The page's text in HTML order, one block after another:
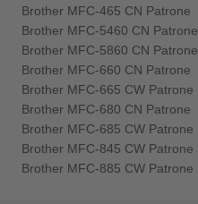
Brother MFC-465 CN Patrone
Brother MFC-5460 CN Patrone
Brother MFC-5860 CN Patrone
Brother MFC-660 CN Patrone
Brother MFC-665 CW Patrone
Brother MFC-680 CN Patrone
Brother MFC-685 CW Patrone
Brother MFC-845 CW Patrone
Brother MFC-885 CW Patrone